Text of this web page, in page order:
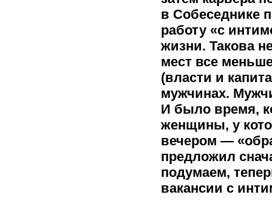
в Собеседнике
работу «с
жизни. Такова
мест все
(власти и
мужчинах.
И было время,
женщины, у
вечером —
предложил
подумаем,
вакансии с